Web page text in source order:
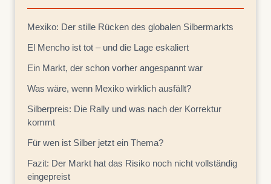
Mexiko: Der stille Rücken des globalen Silbermarkts
El Mencho ist tot – und die Lage eskaliert
Ein Markt, der schon vorher angespannt war
Was wäre, wenn Mexiko wirklich ausfällt?
Silberpreis: Die Rally und was nach der Korrektur
kommt
Für wen ist Silber jetzt ein Thema?
Fazit: Der Markt hat das Risiko noch nicht vollständig
eingepreist